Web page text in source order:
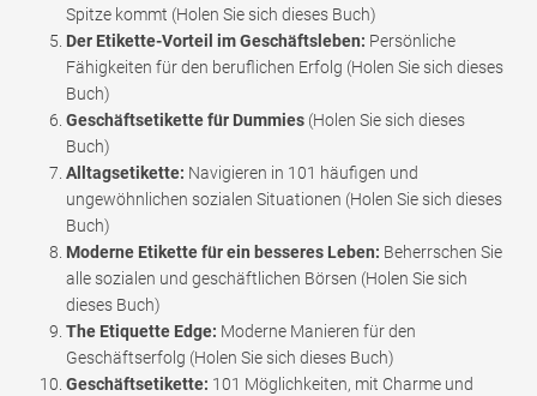
Spitze kommt (Holen Sie sich dieses Buch)
Der Etikette-Vorteil im Geschäftsleben: Persönliche
Fähigkeiten für den beruflichen Erfolg (Holen Sie sich dieses
Buch)
Geschäftsetikette für Dummies (Holen Sie sich dieses
Buch)
Alltagsetikette: Navigieren in 101 häufigen und
ungewöhnlichen sozialen Situationen (Holen Sie sich dieses
Buch)
Moderne Etikette für ein besseres Leben: Beherrschen Sie
alle sozialen und geschäftlichen Börsen (Holen Sie sich
dieses Buch)
The Etiquette Edge: Moderne Manieren für den
Geschäftserfolg (Holen Sie sich dieses Buch)
Geschäftsetikette: 101 Möglichkeiten, mit Charme und